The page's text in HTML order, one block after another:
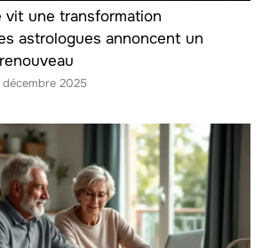
vit une transformation
astrologues annoncent un
décembre 2025